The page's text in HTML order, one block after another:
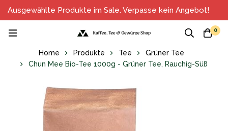
Ausgewählte Produkte im Sale. Verpasse kein Angebot!
0
Home Produkte Tee
Grüner Tee
Chun Mee Bio-Tee 1000g - Grüner Tee, Rauchig-Süß